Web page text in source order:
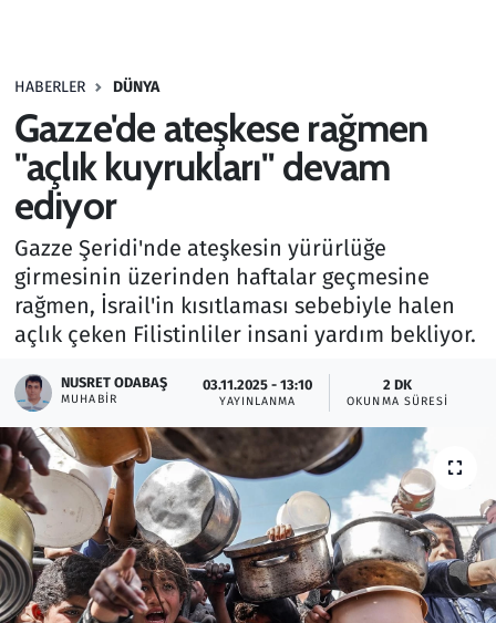
HABERLER DÜNYA
Gazze'de ateşkese rağmen
"açlık kuyrukları" devam
ediyor
Gazze Şeridi'nde ateşkesin yürürlüğe
girmesinin üzerinden haftalar geçmesine
rağmen, İsrail'in kısıtlaması sebebiyle halen
açlık çeken Filistinliler insani yardım bekliyor.
NUSRET ODABAŞ
MUHABIR
03.11.2025 - 13:10
YAYINLANMA
2 DK
OKUNMA SÜRESI
Haber
Kültür Sanat
Kurumsal Haberler
Lezzet Durağı
Memur ve Kamu
Otomobil
Oyun
Ramazan
Resmi İlanlar
Rüya Tabirleri